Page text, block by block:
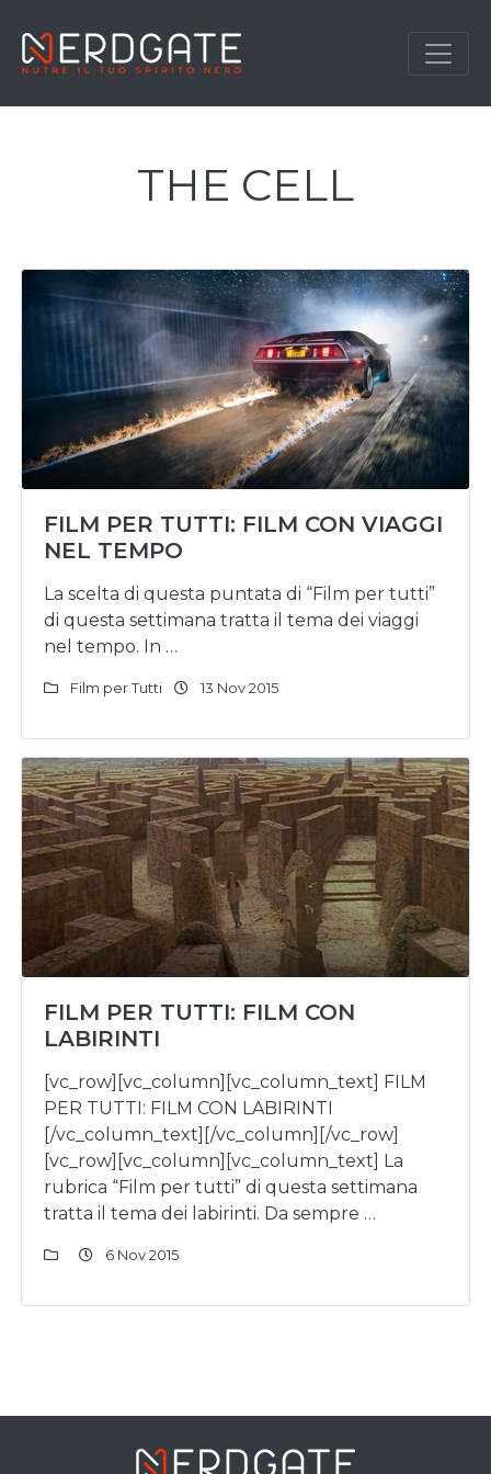
THE CELL
FILM PER TUTTI: FILM CON VIAGGI
NEL TEMPO
La scelta di questa puntata di “Film per tutti”
di questa settimana tratta il tema dei viaggi
nel tempo. In …
Film per Tutti 13 Nov 2015
FILM PER TUTTI: FILM CON
LABIRINTI
[vc_row][vc_column][vc_column_text] FILM
PER TUTTI: FILM CON LABIRINTI
[/vc_column_text][/vc_column][/vc_row]
[vc_row][vc_column][vc_column_text] La
rubrica “Film per tutti” di questa settimana
tratta il tema dei labirinti. Da sempre …
6 Nov 2015